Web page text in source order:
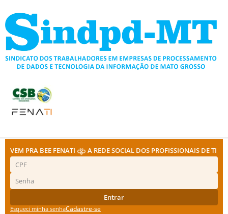
para
conteúdo
VEM PRA BEE FENATI A REDE SOCIAL DOS PROFISSIONAIS DE TI
Entrar
Esqueci minha senhaCadastre-se